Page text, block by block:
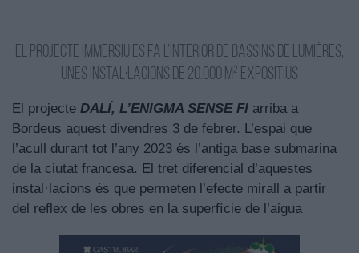
El projecte immersiu es fa l’interior de Bassins de Lumières,
unes instal·lacions de 20.000 m² expositius
El projecte DALÍ, L’ENIGMA SENSE FI arriba a
Bordeus aquest divendres 3 de febrer. L’espai que
l’acull durant tot l’any 2023 és l’antiga base submarina
de la ciutat francesa. El tret diferencial d’aquestes
instal·lacions és que permeten l’efecte mirall a partir
del reflex de les obres en la superfície de l’aigua